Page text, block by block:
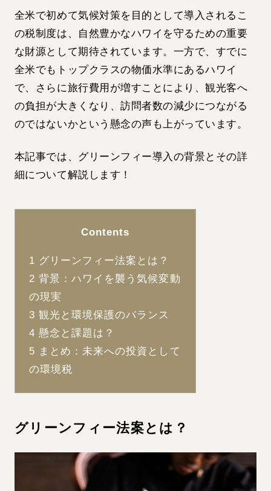
全米で初めて気候対策を目的として導入されるこ
の税制度は、自然豊かなハワイを守るための重要
な財源として期待されています。一方で、すでに
全米でもトップクラスの物価水準にあるハワイ
で、さらに旅行費用が増すことにより、観光客へ
の負担が大きくなり、訪問者数の減少につながる
のではないかという懸念の声も上がっています。
本記事では、グリーンフィー導入の背景とその詳
細について解説します！
Contents
1 グリーンフィー法案とは？
2 背景：ハワイを襲う気候変動
の現実
3 観光と環境保護のバランス
4 懸念と課題は？
5 まとめ：未来への投資として
の環境税
グリーンフィー法案とは？